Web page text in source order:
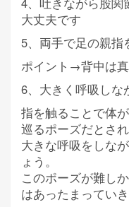
大丈夫です
5、両手で足の親指
ポイント→背中は
6、大きく呼吸しな
指を触ることで体
巡るポーズだとされ
大きな呼吸をしな
ょう。
このポーズが難し
はあったまっていき